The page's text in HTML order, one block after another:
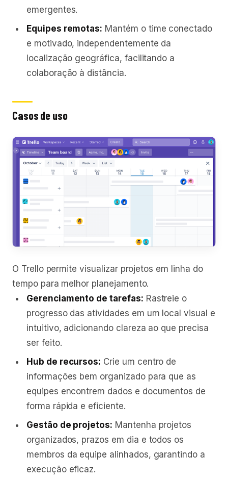
emergentes.
Equipes remotas: Mantém o time conectado
e motivado, independentemente da
localização geográfica, facilitando a
colaboração à distância.
Casos de uso
O Trello permite visualizar projetos em linha do
tempo para melhor planejamento.
Gerenciamento de tarefas: Rastreie o
progresso das atividades em um local visual e
intuitivo, adicionando clareza ao que precisa
ser feito.
Hub de recursos: Crie um centro de
informações bem organizado para que as
equipes encontrem dados e documentos de
forma rápida e eficiente.
Gestão de projetos: Mantenha projetos
organizados, prazos em dia e todos os
membros da equipe alinhados, garantindo a
execução eficaz.